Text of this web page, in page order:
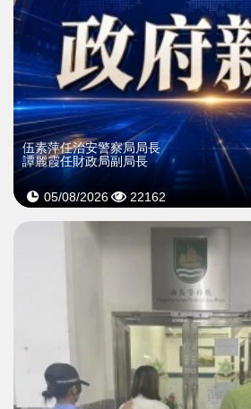
伍素萍任治安警察局局長
譚麗霞任財政局副局長
05/08/2026 22162